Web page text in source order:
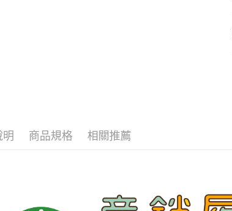
明 商品規格 相關推薦